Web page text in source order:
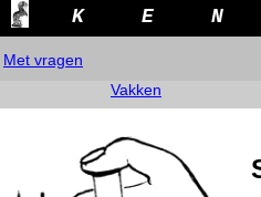
K E N
Met vragen
Vakken